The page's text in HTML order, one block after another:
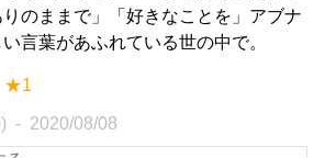
のままで」「好きなことを」アブナ
言葉があふれている世の中で。
★1
2020/08/08